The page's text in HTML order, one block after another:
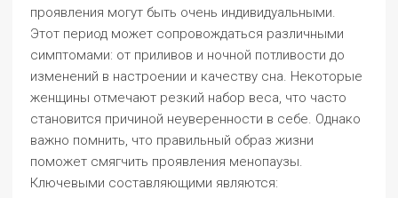
проявления могут быть очень индивидуальными.
Этот период может сопровождаться различными
симптомами: от приливов и ночной потливости до
изменений в настроении и качеству сна. Некоторые
женщины отмечают резкий набор веса, что часто
становится причиной неуверенности в себе. Однако
важно помнить, что правильный образ жизни
поможет смягчить проявления менопаузы.
Ключевыми составляющими являются: